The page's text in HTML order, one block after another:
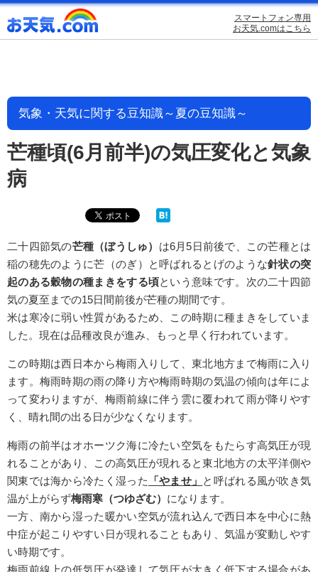
スマートフォン専用
お天気.comはこちら
気象・天気に関する豆知識～夏の豆知識～
芒種頃(6月前半)の気圧変化と気象
病
二十四節気の芒種（ぼうしゅ） は6月5日前後で、この芒種とは
稲の穂先のように芒（のぎ）と呼ばれるとげのような針状の突
起のある穀物の種まきをする頃という意味です。次の二十四節
気の夏至までの15日間前後が芒種の期間です。
米は寒冷に弱い性質があるため、この時期に種まきをしていま
した。現在は品種改良が進み、もっと早く行われています。
この時期は西日本から梅雨入りして、東北地方まで梅雨に入り
ます。梅雨時期の雨の降り方や梅雨時期の気温の傾向は年によ
って変わりますが、梅雨前線に伴う雲に覆われて雨が降りやす
く、晴れ間の出る日が少なくなります。
梅雨の前半はオホーツク海に冷たい空気をもたらす高気圧が現
れることがあり、この高気圧が現れると東北地方の太平洋側や
関東では海から冷たく湿った
「やませ」 と呼ばれる風が吹き気
温が上がらず梅雨寒（つゆざむ） になります。
一方、南から湿った暖かい空気が流れ込んで西日本を中心に熱
中症が起こりやすい日が現れることもあり、気温が変動しやす
い時期です。